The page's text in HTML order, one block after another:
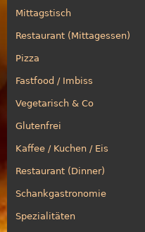
Mittagstisch
Restaurant (Mittagessen)
Pizza
Fastfood / Imbiss
Vegetarisch & Co
Glutenfrei
Kaffee / Kuchen / Eis
Restaurant (Dinner)
Schankgastronomie
Spezialitäten